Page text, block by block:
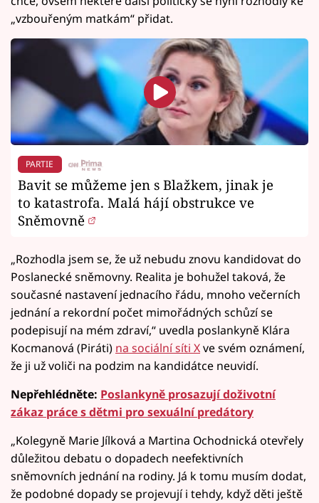
„vzbouřeným matkám“ přidat.
PARTIE
Bavit se můžeme jen s Blažkem, jinak je
to katastrofa. Malá hájí obstrukce ve
Sněmovně
„Rozhodla jsem se, že už nebudu znovu kandidovat do
Poslanecké sněmovny. Realita je bohužel taková, že
současné nastavení jednacího řádu, mnoho večerních
jednání a rekordní počet mimořádných schůzí se
podepisují na mém zdraví,“ uvedla poslankyně Klára
Kocmanová (Piráti) na sociální síti Xve svém oznámení,
že ji už voliči na podzim na kandidátce neuvidí.
Nepřehlédněte: Poslankyně prosazují doživotní
zákaz práce s dětmi pro sexuální predátory
„Kolegyně Marie Jílková a Martina Ochodnická otevřely
důležitou debatu o dopadech neefektivních
sněmovních jednání na rodiny. Já k tomu musím dodat,
že podobné dopady se projevují i tehdy, když děti ještě